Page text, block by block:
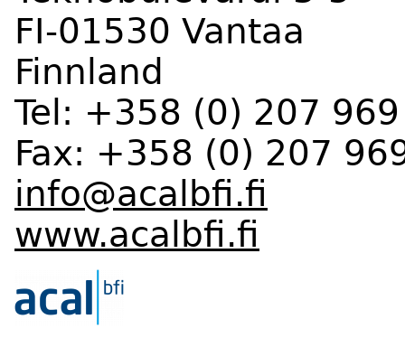
FI-01530 Vantaa
Finnland
Tel: +358 (0) 207
Fax: +358 (0) 207
info@acalbfi.fi
www.acalbfi.fi